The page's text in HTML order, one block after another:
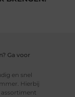
Ga voor
en snel
Hierbij
assortiment